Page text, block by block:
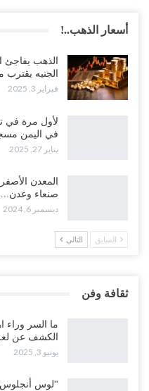
أسعار الذهب..!
الذهب يفاجئ
الجنيه
فبراير 3, 2025
لأول مرة في
في اليمن
يناير 27, 2025
المعدن
صنعاء
ديسمبر 6, 2024
السابق التالي
ثقافة وفن
الكشف عن
يونيو 3, 2025
“لوس